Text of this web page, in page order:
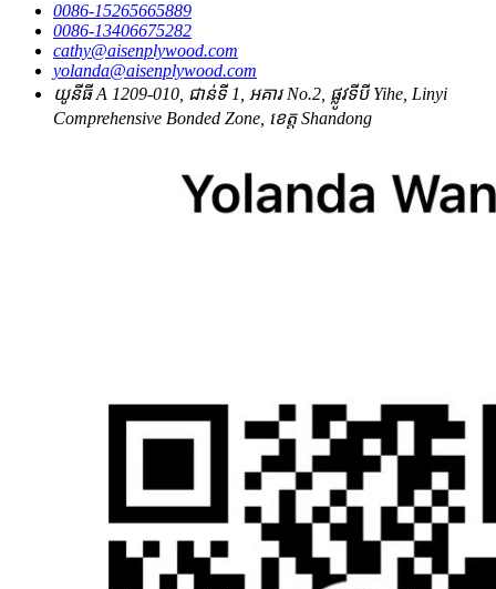
0086-15265665889
0086-13406675282
cathy@aisenplywood.com
yolanda@aisenplywood.com
យូនីធី A 1209-010, ជាន់ទី 1, អគារ No.2, ផ្លូវទីបី Yihe, Linyi
Comprehensive Bonded Zone, ខេត្ត Shandong